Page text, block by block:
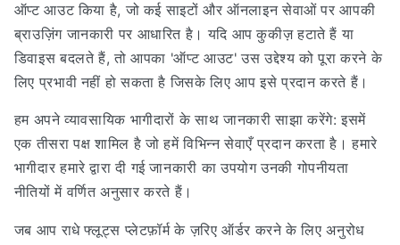
ऑप्ट आउट किया है, जो कई साइटों और ऑनलाइन सेवाओं पर आपकी
ब्राउज़िंग जानकारी पर आधारित है। यदि आप कुकीज़ हटाते हैं या
डिवाइस बदलते हैं, तो आपका 'ऑप्ट आउट' उस उद्देश्य को पूरा करने के
लिए प्रभावी नहीं हो सकता है जिसके लिए आप इसे प्रदान करते हैं।
हम अपने व्यावसायिक भागीदारों के साथ जानकारी साझा करेंगे: इसमें
एक तीसरा पक्ष शामिल है जो हमें विभिन्न सेवाएँ प्रदान करता है। हमारे
भागीदार हमारे द्वारा दी गई जानकारी का उपयोग उनकी गोपनीयता
नीतियों में वर्णित अनुसार करते हैं।
जब आप राधे फ्लूट्स प्लेटफ़ॉर्म के ज़रिए ऑर्डर करने के लिए अनुरोध